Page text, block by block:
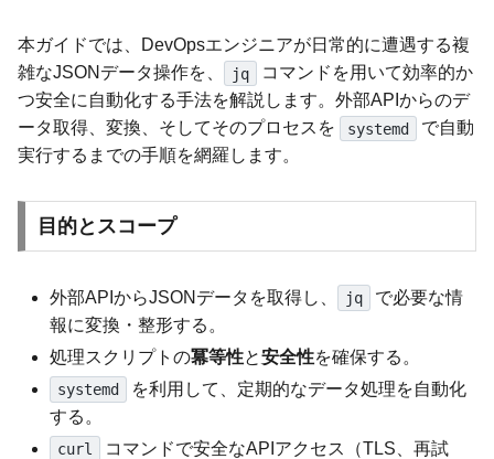
本ガイドでは、DevOpsエンジニアが日常的に遭遇する複
雑なJSONデータ操作を、
jq
コマンドを用いて効率的か
つ安全に自動化する手法を解説します。外部APIからのデ
ータ取得、変換、そしてそのプロセスを
systemd
で自動
実行するまでの手順を網羅します。
目的とスコープ
外部APIからJSONデータを取得し、 jq
で必要な情
報に変換・整形する。
処理スクリプトの冪等性と安全性を確保する。
systemd
を利用して、定期的なデータ処理を自動化
する。
curl
コマンドで安全なAPIアクセス（TLS、再試